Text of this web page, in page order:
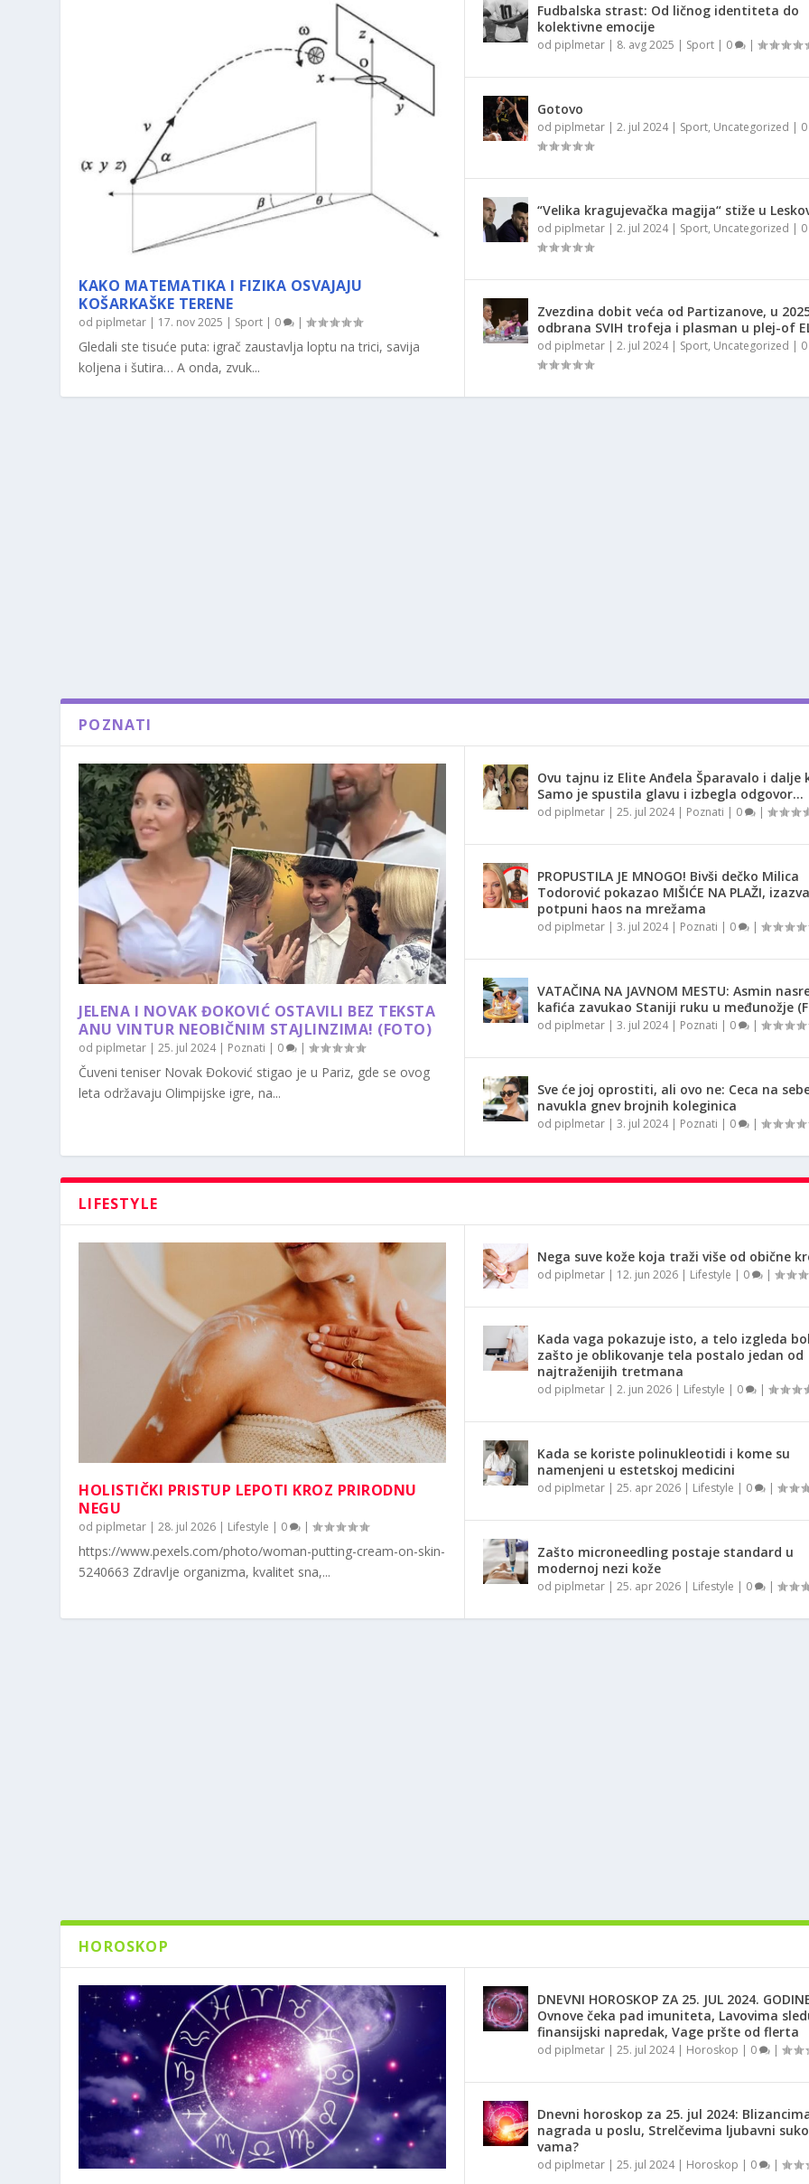
KAKO MATEMATIKA I FIZIKA OSVAJAJU
KOŠARKAŠKE TERENE
od piplmetar | 17. nov 2025 | Sport | 0 |
Gledali ste tisuće puta: igrač zaustavlja loptu na trici, savija
koljena i šutira… A onda, zvuk...
Fudbalska strast: Od ličnog identiteta do
kolektivne emocije
od piplmetar| 8. avg 2025 | Sport| 0 |
Gotovo
od piplmetar| 2. jul 2024| Sport, Uncategorized | 0
“Velika kragujevačka magija“ stiže u
od piplmetar| 2. jul 2024| Sport, Uncategorized | 0
Zvezdina dobit veća od Partizanove, u
odbrana SVIH trofeja i plasman u plej-of
od piplmetar| 2. jul 2024| Sport, Uncategorized | 0
POZNATI
JELENA I NOVAK ĐOKOVIĆ OSTAVILI BEZ TEKSTA
ANU VINTUR NEOBIČNIM STAJLINZIMA! (FOTO)
od piplmetar |25. jul 2024| Poznati | 0 |
Čuveni teniser Novak Đoković stigao je u Pariz, gde se ovog
leta održavaju Olimpijske igre, na...
Ovu tajnu iz Elite Anđela Šparavalo i dalje
Samo je spustila glavu i izbegla odgovor…
od piplmetar| 25. jul 2024| Poznati | 0 |
PROPUSTILA JE MNOGO! Bivši dečko Milica
Todorović pokazao MIŠIĆE NA PLAŽI,
potpuni haos na mrežama
od piplmetar| 3. jul 2024| Poznati | 0 |
VATAČINA NA JAVNOM MESTU: Asmin
kafića zavukao Staniji ruku u međunožje
od piplmetar| 3. jul 2024| Poznati | 0 |
Sve će joj oprostiti, ali ovo ne: Ceca na
navukla gnev brojnih koleginica
od piplmetar| 3. jul 2024| Poznati | 0 |
LIFESTYLE
HOLISTIČKI PRISTUP LEPOTI KROZ PRIRODNU
NEGU
od piplmetar |28. jul 2026 | Lifestyle | 0 |
https://www.pexels.com/photo/woman-putting-cream-on-skin-
5240663 Zdravlje organizma, kvalitet sna,...
Nega suve kože koja traži više od obične
od piplmetar| 12. jun 2026| Lifestyle | 0 |
Kada vaga pokazuje isto, a telo izgleda
zašto je oblikovanje tela postalo jedan od
najtraženijih tretmana
od piplmetar| 2. jun 2026| Lifestyle | 0 |
Kada se koriste polinukleotidi i kome su
namenjeni u estetskoj medicini
od piplmetar| 25. apr 2026| Lifestyle | 0 |
Zašto microneedling postaje standard u
modernoj nezi kože
od piplmetar| 25. apr 2026| Lifestyle | 0 |
HOROSKOP
DNEVNI HOROSKOP ZA 25. JUL 2024.
Ovnove čeka pad imuniteta, Lavovima
finansijski napredak, Vage pršte od flerta
od piplmetar| 25. jul 2024| Horoskop | 0 |
Dnevni horoskop za 25. jul 2024:
nagrada u poslu, Strelčevima ljubavni
vama?
od piplmetar| 25. jul 2024| Horoskop | 0 |